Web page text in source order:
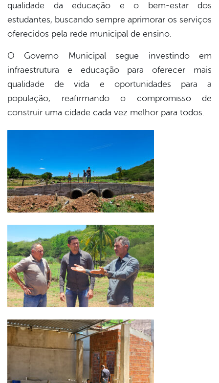
qualidade da educação e o bem-estar dos
estudantes, buscando sempre aprimorar os serviços
oferecidos pela rede municipal de ensino.
O Governo Municipal segue investindo em
infraestrutura e educação para oferecer mais
qualidade de vida e oportunidades para a
população, reafirmando o compromisso de
construir uma cidade cada vez melhor para todos.